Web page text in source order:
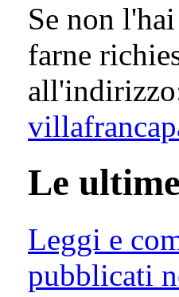
Se non
farne
Le
Leggi e
pubblicati